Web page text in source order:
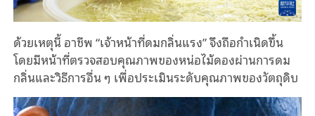
ด้วยเหตุนี้ อาชีพ “เจ้าหน้าที่ดมกลิ่นแรง” จึงถือกำเนิดขึ้น
โดยมีหน้าที่ตรวจสอบคุณภาพของหน่อไม้ดองผ่านการดม
กลิ่นและวิธีการอื่น ๆ เพื่อประเมินระดับคุณภาพของวัตถุดิบ